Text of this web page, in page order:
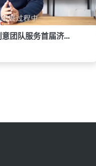
团队服务首届济...